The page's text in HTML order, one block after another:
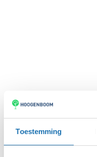
Toestemming